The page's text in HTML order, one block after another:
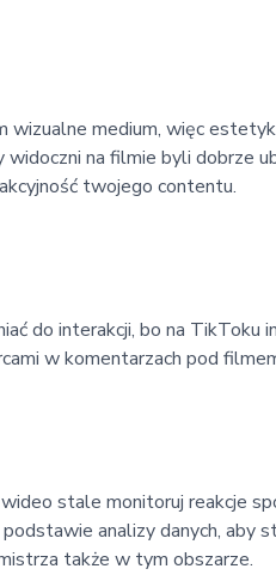
medium, więc
na filmie byli dobrze
twojego contentu.
do interakcji, bo na TikToku
w komentarzach pod
stale monitoruj reakcje
analizy danych, aby
także w tym obszarze.